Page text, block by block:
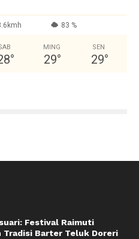
83 %
°
MING
29°
SEN
29°
Festival Raimuti
Tradisi Barter Teluk Doreri